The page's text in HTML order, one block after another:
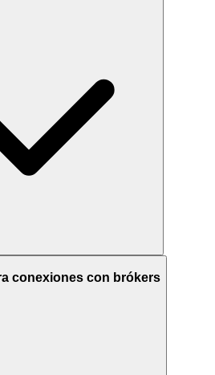
conexiones con brókers